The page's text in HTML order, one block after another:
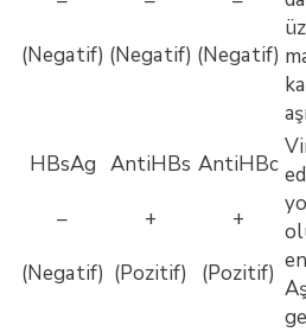
(Negatif) (Negatif) (Negatif)
HBsAg
–
(Negatif)
AntiHBs
+
(Pozitif)
AntiHBc
+
(Pozitif)